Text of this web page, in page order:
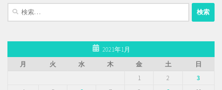
検
2021年1月
月
火 水 木 金 土
日
1
2
3